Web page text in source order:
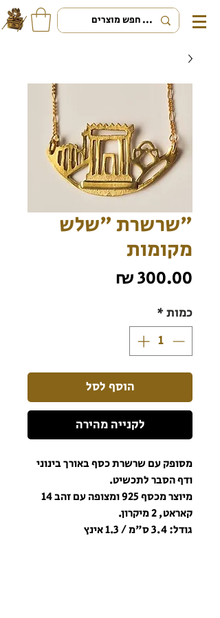
"שרשרת "שלש
מקומות
כמות*
הוסף לסל
לקנייה מהירה
מסופק עם שרשרת כסף באורך בינוני
ודף הסבר לתכשיט.
מיוצר מכסף 925 ומצופה עם זהב 14
קאראט, 2 מיקרון.
גודל: 3.4 ס"מ / 1.3 אינץ